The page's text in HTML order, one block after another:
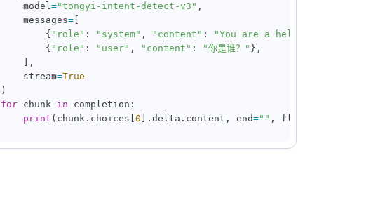
    model
="tongyi-intent-detect-v3" ,
    messages
=
{ "role" : "system" , "content" : "You are a helpful assistant."
{ "role" : "user" , "content" : "你是谁？" } ,
,
    stream
=True
)
for chunk in completion :
print ( chunk . choices 0 . delta . content , end="" , flush